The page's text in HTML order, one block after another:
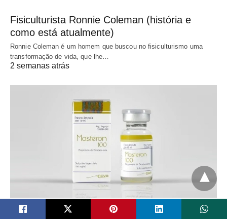
Fisiculturista Ronnie Coleman (história e
como está atualmente)
Ronnie Coleman é um homem que buscou no fisiculturismo uma
transformação de vida, que lhe…
2 semanas atrás
AES - ANABOLIZANTES ESTERÓIDES